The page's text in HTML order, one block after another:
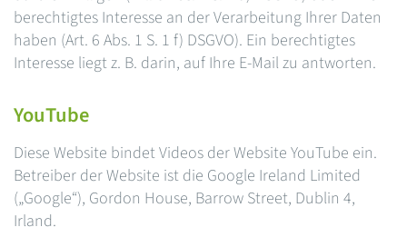
berechtigtes Interesse an der Verarbeitung Ihrer Daten
haben (Art. 6 Abs. 1 S. 1 f) DSGVO). Ein berechtigtes
Interesse liegt z. B. darin, auf Ihre E-Mail zu antworten.
YouTube
Diese Website bindet Videos der Website YouTube ein.
Betreiber der Website ist die Google Ireland Limited
(„Google“), Gordon House, Barrow Street, Dublin 4,
Irland.